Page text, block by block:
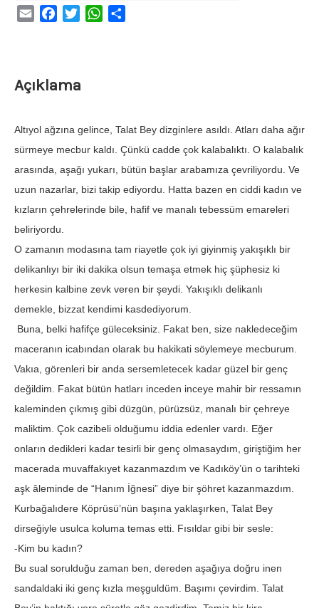
Email FacebookTwitterWhatsApp
Açıklama
Altıyol ağzına gelince, Talat Bey dizginlere asıldı. Atları daha ağır
sürmeye mecbur kaldı. Çünkü cadde çok kalabalıktı. O kalabalık
arasında, aşağı yukarı, bütün başlar arabamıza çevriliyordu. Ve
uzun nazarlar, bizi takip ediyordu. Hatta bazen en ciddi kadın ve
kızların çehrelerinde bile, hafif ve manalı tebessüm emareleri
beliriyordu.
O zamanın modasına tam riayetle çok iyi giyinmiş yakışıklı bir
delikanlıyı bir iki dakika olsun temaşa etmek hiç şüphesiz ki
herkesin kalbine zevk veren bir şeydi. Yakışıklı delikanlı
demekle, bizzat kendimi kasdediyorum.
Buna, belki hafifçe güleceksiniz. Fakat ben, size nakledeceğim
maceranın icabından olarak bu hakikati söylemeye mecburum.
Vakıa, görenleri bir anda sersemletecek kadar güzel bir genç
değildim. Fakat bütün hatları inceden inceye mahir bir ressamın
kaleminden çıkmış gibi düzgün, pürüzsüz, manalı bir çehreye
maliktim. Çok cazibeli olduğumu iddia edenler vardı. Eğer
onların dedikleri kadar tesirli bir genç olmasaydım, giriştiğim her
macerada muvaffakıyet kazanmazdım ve Kadıköy’ün o tarihteki
aşk âleminde de “Hanım İğnesi” diye bir şöhret kazanmazdım.
Kurbağalıdere Köprüsü’nün başına yaklaşırken, Talat Bey
dirseğiyle usulca koluma temas etti. Fısıldar gibi bir sesle:
-Kim bu kadın?
Bu sual sorulduğu zaman ben, dereden aşağıya doğru inen
sandaldaki iki genç kızla meşguldüm. Başımı çevirdim. Talat